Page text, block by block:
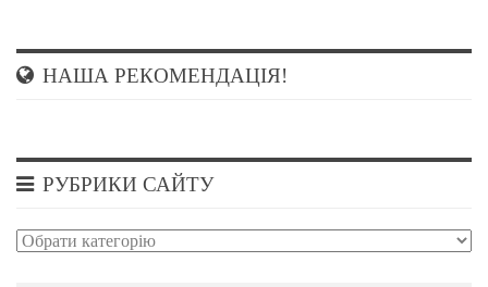
НАША РЕКОМЕНДАЦІЯ!
РУБРИКИ САЙТУ
Рубрики